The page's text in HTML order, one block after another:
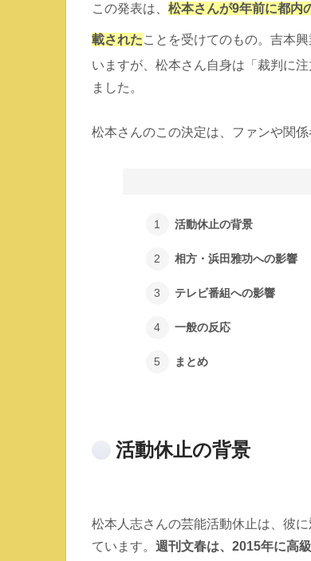
この発表は、 松本さんが9年前に都内
載されたことを受けてのもの。吉本
いますが、松本さん自身は「裁判に
ました。
松本さんのこの決定は、ファンや関
活動休止の背景
相方・浜田雅功への影響
テレビ番組への影響
一般の反応
まとめ
活動休止の背景
松本人志さんの芸能活動休止は、彼
ています。 週刊文春は、2015年に高